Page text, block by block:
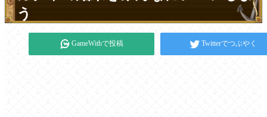
う
GameWithで投稿 Twitterでつぶやく